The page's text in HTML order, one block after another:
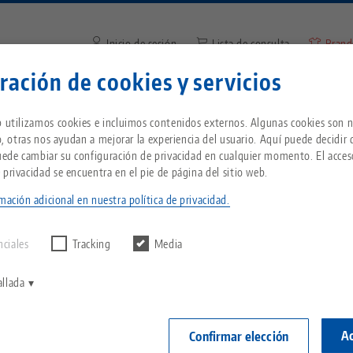
de cookies y servicios
utilizamos cookies e incluimos contenidos externos. Algunas cookies son
nos ayudan a mejorar la experiencia del usuario. Aquí puede decidir
cambiar su configuración de privacidad en cualquier momento. El
se encuentra en el pie de página del sitio web.
adicional en nuestra política de privacidad.
Tracking Media
Confirmar elección
página de EE.UU. para ver el contenido
país.
usa.com
Todo de una sola fuente
punto cero
Breadcrumb
Empresa
Acerca de LANG
Innovaciones
Servicio
Descargas
Solicitud de catálogo
Noticias
Blog
Eventos
Inicio de sesión Lista de consulta
Introduzca el término de
125, Conjunto husillo + pieza central
longitud